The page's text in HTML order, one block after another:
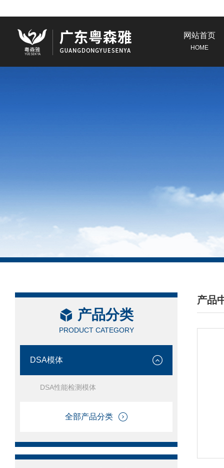
网站首页
HOME
产品分类
PRODUCT CATEGORY
DSA模体
DSA性能检测模体
全部产品分类
产品
/